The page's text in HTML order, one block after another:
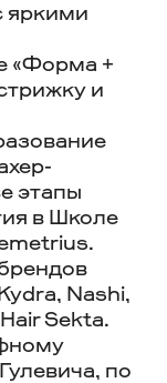
яркими
«Форма +
и
этапы
в Школе
Nashi,
Sekta.
по